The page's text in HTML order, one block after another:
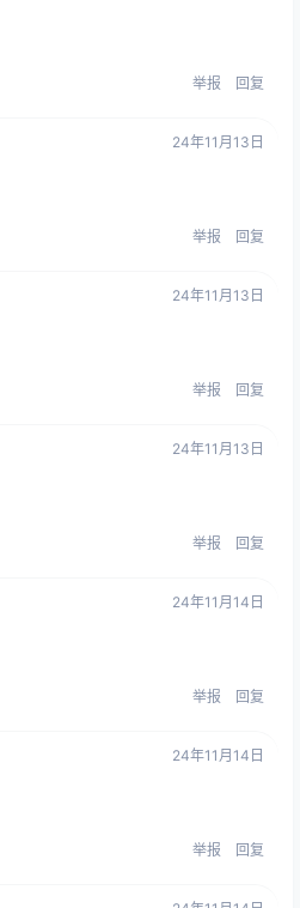
举报 回复
24年11月13日
举报 回复
24年11月13日
举报 回复
24年11月13日
举报 回复
24年11月14日
举报 回复
24年11月14日
举报 回复